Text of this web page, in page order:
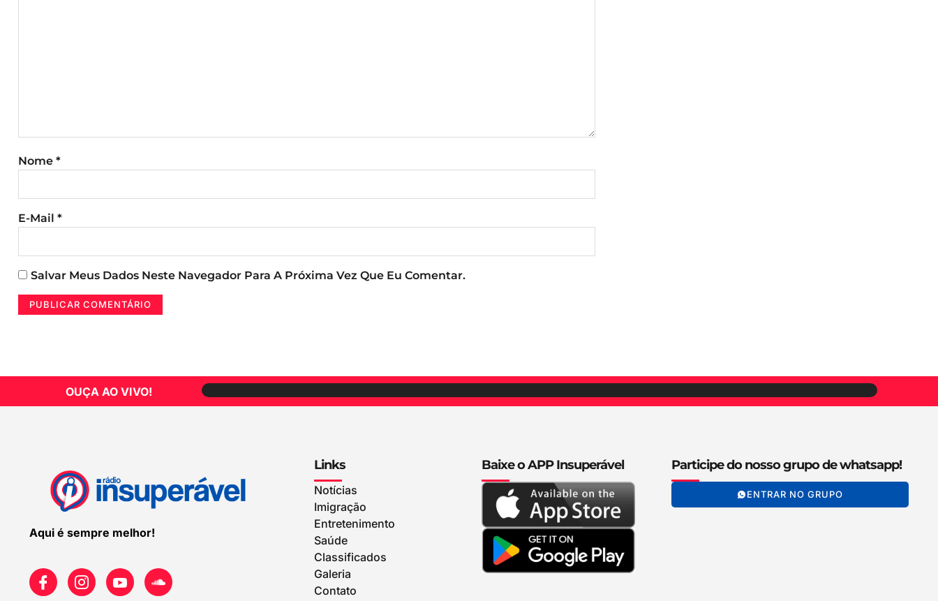
Nome *
E-Mail *
Salvar Meus Dados Neste Navegador Para A Próxima Vez Que Eu Comentar.
OUÇA AO VIVO!
Aqui é sempre melhor!
Links
Notícias
Imigração
Entretenimento
Saúde
Classificados
Galeria
Contato
Baixe o APP Insuperável Participe do nosso grupo de whatsapp!
ENTRAR NO GRUPO